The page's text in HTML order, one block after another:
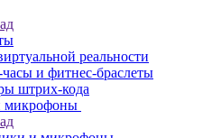
реальности
и фитнес-браслеты
штрих-кода
микрофоны